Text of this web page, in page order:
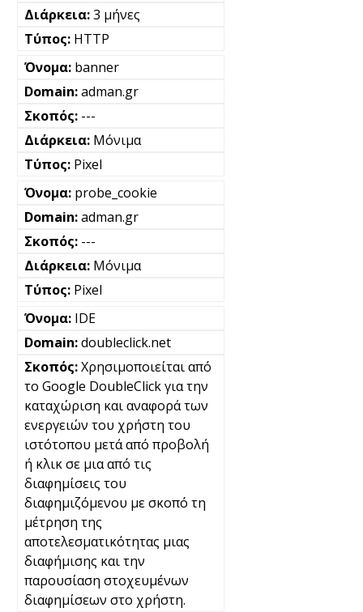
3 μήνες
HTTP
banner
adman.gr
---
Μόνιμα
Pixel
probe_cookie
adman.gr
---
Μόνιμα
Pixel
IDE
doubleclick.net
Χρησιμοποιείται από
το Google DoubleClick για την
καταχώριση και αναφορά των
ενεργειών του χρήστη του
ιστότοπου μετά από προβολή
ή κλικ σε μια από τις
διαφημίσεις του
διαφημιζόμενου με σκοπό τη
μέτρηση της
αποτελεσματικότητας μιας
διαφήμισης και την
παρουσίαση στοχευμένων
διαφημίσεων στο χρήστη.